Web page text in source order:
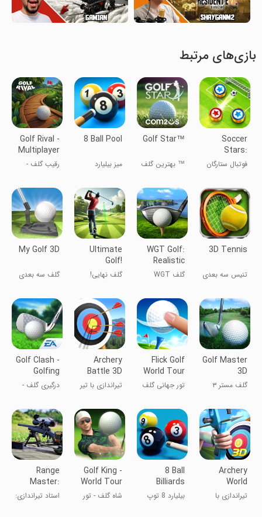
بازی‌های مرتبط
Soccer
Stars:
Football
Kick
فوتبال ستارگان
Golf Star™
™ بهترین گلف
8 Ball Pool
میز بیلیارد
Golf Rival -
Multiplayer
Game
رقیب گلف -
3D Tennis
تنیس سه بعدی
WGT Golf:
Realistic
Golf Game
گلف WGT
Ultimate
Golf!
گلف نهایی!
My Golf 3D
گلف سه بعدی
Golf Master
3D
گلف مستر ۳
Flick Golf
World Tour
تور جهانی گلف
Archery
Battle 3D
تیراندازی با تیر
Golf Clash -
Golfing
Simulator
درگیری گلف -
Archery
World
Champion
3D
تیراندازی با
8 Ball
Billiards
Offline Pool
بیلیارد 8 توپ
Golf King -
World Tour
شاه گلف - تور
Range
Master:
Sniper
Academy
استاد تیراندازی: